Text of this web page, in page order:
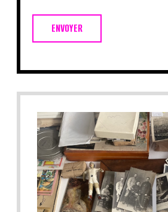
ENVOYER